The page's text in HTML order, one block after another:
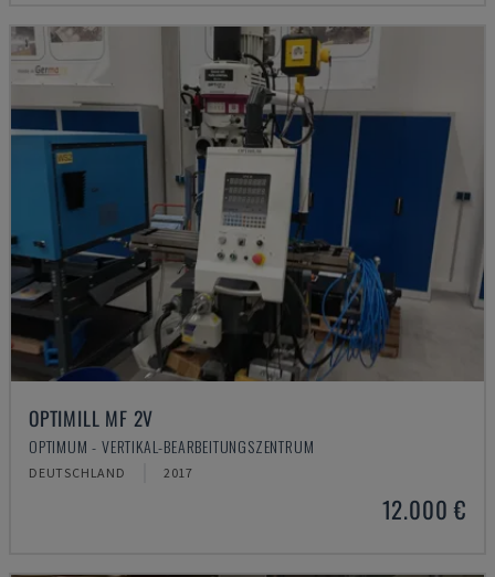
OPTIMILL MF 2V
OPTIMUM - VERTIKAL-BEARBEITUNGSZENTRUM
DEUTSCHLAND 2017
12.000 €